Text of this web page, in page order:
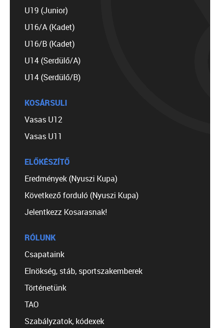
U19 (Junior)
U16/A (Kadet)
U16/B (Kadet)
U14 (Serdülő/A)
U14 (Serdülő/B)
KOSÁRSULI
Vasas U12
Vasas U11
ELŐKÉSZÍTŐ
Eredmények (Nyuszi Kupa)
Következő forduló (Nyuszi Kupa)
Jelentkezz Kosarasnak!
RÓLUNK
Csapataink
Elnökség, stáb, sportszakemberek
Történetünk
TAO
Szabályzatok, kódexek